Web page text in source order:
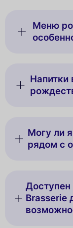
Меню
Могу ли
рядом с
Доступен
Brasserie